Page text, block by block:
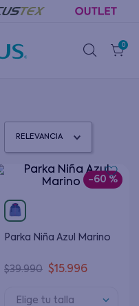
0
RELEVANCIA
-60 %
Parka Niña Azul Marino
$39.990 $15.996
Elige tu talla